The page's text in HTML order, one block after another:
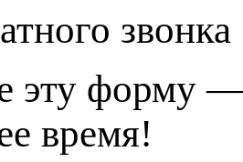
звонка
эту форму
время!